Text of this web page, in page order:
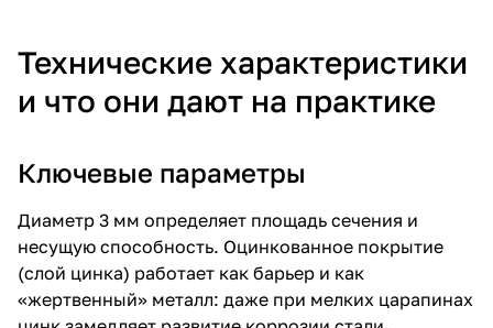
Технические характеристики
и что они дают на практике
Ключевые параметры
Диаметр 3 мм определяет площадь сечения и
несущую способность. Оцинкованное покрытие
(слой цинка) работает как барьер и как
«жертвенный» металл: даже при мелких царапинах